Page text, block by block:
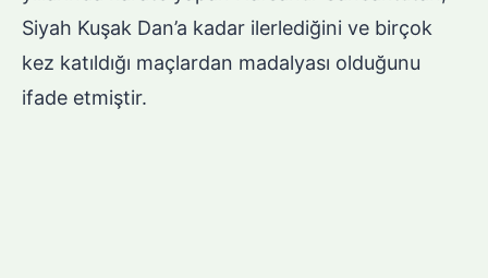
Siyah Kuşak Dan’a kadar ilerlediğini ve birçok
kez katıldığı maçlardan madalyası olduğunu
ifade etmiştir.